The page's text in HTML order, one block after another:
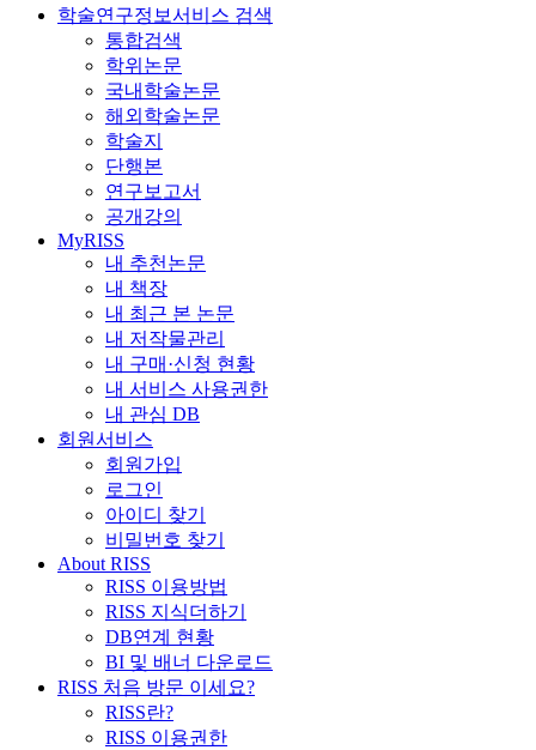
학술연구정보서비스 검색
통합검색
학위논문
국내학술논문
해외학술논문
학술지
단행본
연구보고서
공개강의
MyRISS
내 추천논문
내 책장
내 최근 본 논문
내 저작물관리
내 구매·신청 현황
내 서비스 사용권한
내 관심 DB
회원서비스
회원가입
로그인
아이디 찾기
비밀번호 찾기
About RISS
RISS 이용방법
RISS 지식더하기
DB연계 현황
BI 및 배너 다운로드
RISS 처음 방문 이세요?
RISS란?
RISS 이용권한